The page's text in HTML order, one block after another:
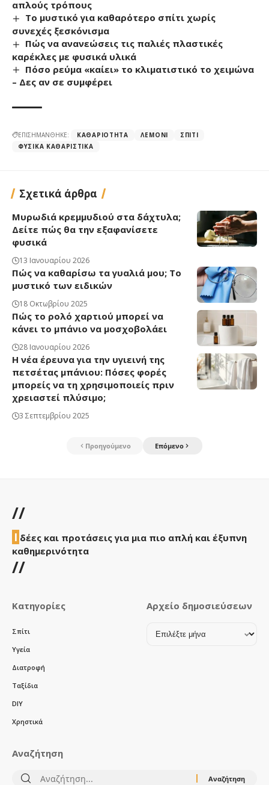
απλούς τρόπους
Το μυστικό για καθαρότερο σπίτι χωρίς
συνεχές ξεσκόνισμα
Πώς να ανανεώσεις τις παλιές πλαστικές
καρέκλες με φυσικά υλικά
Πόσο ρεύμα «καίει» το κλιματιστικό το χειμώνα
– Δες αν σε συμφέρει
ΕΠΙΣΗΜΑΝΘΗΚΕ: ΚΑΘΑΡΙΌΤΗΤΑ ΛΕΜΌΝΙ
ΣΠΊΤΙ
ΦΥΣΙΚΆ ΚΑΘΑΡΙΣΤΙΚΆ
Σχετικά άρθρα
Μυρωδιά κρεμμυδιού στα δάχτυλα;
Δείτε πώς θα την εξαφανίσετε
φυσικά
13 Ιανουαρίου 2026
Πώς να καθαρίσω τα γυαλιά μου; Το
μυστικό των ειδικών
18 Οκτωβρίου 2025
Πώς το ρολό χαρτιού μπορεί να
κάνει το μπάνιο να μοσχοβολάει
28 Ιανουαρίου 2026
Η νέα έρευνα για την υγιεινή της
πετσέτας μπάνιου: Πόσες φορές
μπορείς να τη χρησιμοποιείς πριν
χρειαστεί πλύσιμο;
3 Σεπτεμβρίου 2025
Προηγούμενο Επόμενο
//
Ι δέες και προτάσεις για μια πιο απλή και έξυπνη
καθημερινότητα
//
Κατηγορίες
Σπίτι
Υγεία
Διατροφή
Ταξίδια
DIY
Χρηστικά
Αρχείο δημοσιεύσεων
Αρχείο
Αναζήτηση
Αναζήτηση